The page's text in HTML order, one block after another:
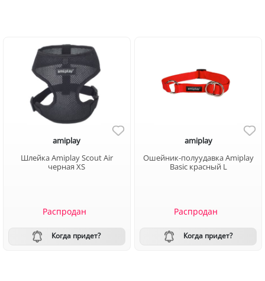
amiplay
Шлейка Amiplay Scout Air
черная XS
Распродан
Когда придет?
amiplay
Ошейник-полуудавка Amiplay
Basic красный L
Распродан
Когда придет?